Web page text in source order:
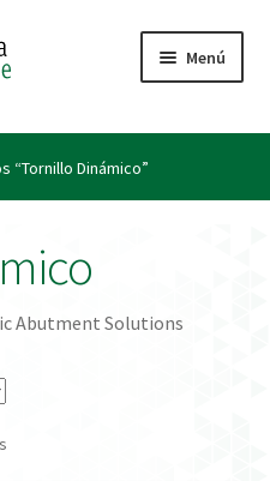
Menú
Dinámico”
Abutment Solutions